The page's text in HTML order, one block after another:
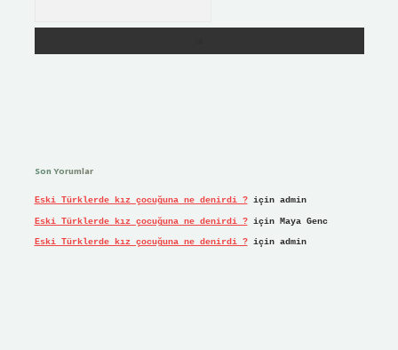
Son Yorumlar
Eski Türklerde kız çocuğuna ne denirdi ?için admin
Eski Türklerde kız çocuğuna ne denirdi ?için Maya Genc
Eski Türklerde kız çocuğuna ne denirdi ?için admin